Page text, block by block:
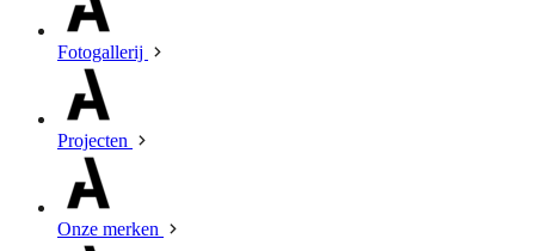
Fotogallerij
Projecten
Onze merken